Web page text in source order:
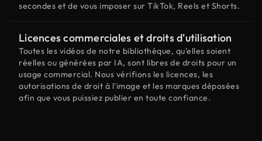
secondes et de vous imposer sur TikTok, Reels et Shorts.
Licences commerciales et droits d'utilisation
Toutes les vidéos de notre bibliothèque, qu'elles soient
réelles ou générées par IA, sont libres de droits pour un
usage commercial. Nous vérifions les licences, les
autorisations de droit à l'image et les marques déposées
afin que vous puissiez publier en toute confiance.